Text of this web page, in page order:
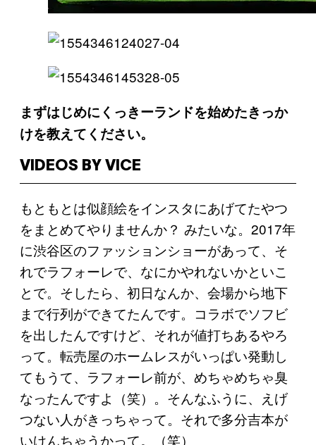
まずはじめにくっきーランドを始めたきっか
けを教えてください。
VIDEOS BY VICE
もともとは似顔絵をインスタにあげてたやつ
をまとめてやりませんか？ みたいな。2017年
に渋谷区のファッションショーがあって、そ
れでラフォーレで、なにかやれないかといこ
とで。そしたら、初日なんか、会場から地下
まで行列ができてたんです。コラボでソフビ
を出したんですけど、それが値打ちあるやろ
って。転売屋のホームレスがいっぱい発動し
てもうて、ラフォーレ前が、めちゃめちゃ臭
なったんですよ（笑）。そんなふうに、えげ
つない人がきっちゃって。それで多分吉本が
いけんちゃうかって。（笑）